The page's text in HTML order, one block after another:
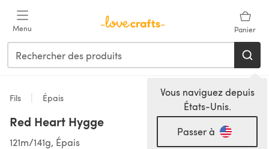
Menu Panier
Vous naviguez depuis
États-Unis.
Passer à
Fils Épais
Red Heart Hygge
121m/141g, Épais